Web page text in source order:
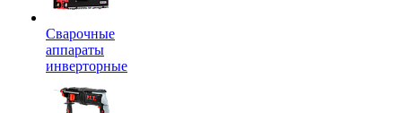
Сварочные
аппараты
инверторные